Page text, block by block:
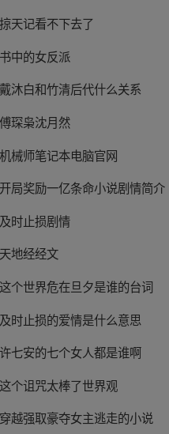
掠天记看不下去了
书中的女反派
戴沐白和竹清后代什么关系
傅琛枭沈月然
机械师笔记本电脑官网
开局奖励一亿条命小说剧情简介
及时止损剧情
天地经经文
这个世界危在旦夕是谁的台词
及时止损的爱情是什么意思
许七安的七个女人都是谁啊
这个诅咒太棒了世界观
穿越强取豪夺女主逃走的小说